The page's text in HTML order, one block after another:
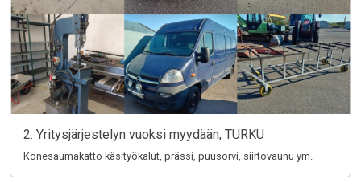
2. Yritysjärjestelyn vuoksi myydään, TURKU
Konesaumakatto käsityökalut, prässi, puusorvi, siirtovaunu ym.